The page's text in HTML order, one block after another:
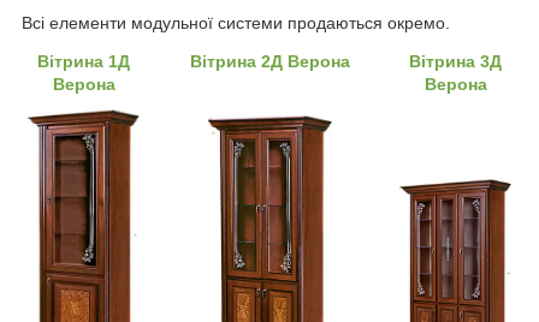
Всі елементи модульної системи продаються окремо.
Вітрина 1Д
Верона
Вітрина 2Д Верона
Вітрина 3Д
Верона